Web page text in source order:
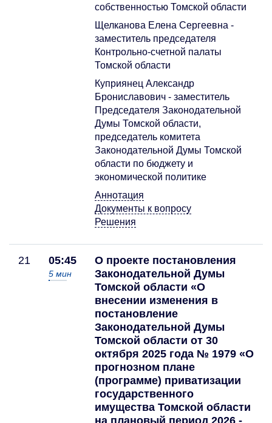
собственностью Томской области
Щелканова Елена Сергеевна -
заместитель председателя
Контрольно-счетной палаты
Томской области
Куприянец Александр
Брониславович - заместитель
Председателя Законодательной
Думы Томской области,
председатель комитета
Законодательной Думы Томской
области по бюджету и
экономической политике
Аннотация
Документы к вопросу
Решения
21 05:45
5 мин
О проекте постановления
Законодательной Думы
Томской области «О
внесении изменения в
постановление
Законодательной Думы
Томской области от 30
октября 2025 года № 1979 «О
прогнозном плане
(программе) приватизации
государственного
имущества Томской области